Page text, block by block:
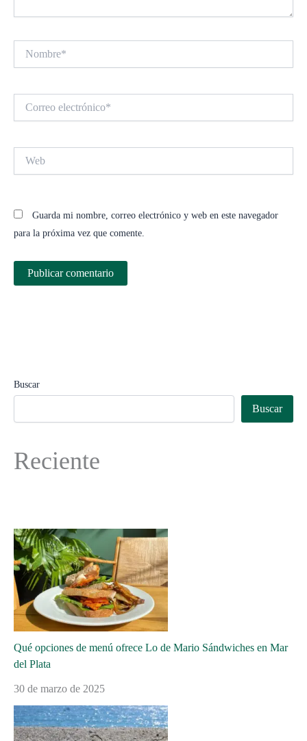
electrónico*
Guarda mi nombre, correo electrónico y web en este navegador
para la próxima vez que comente.
Buscar
Buscar
Reciente
Qué opciones de menú ofrece Lo de Mario Sándwiches en Mar
del Plata
30 de marzo de 2025